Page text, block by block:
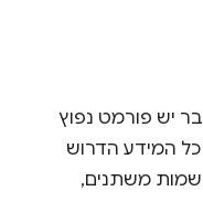
יש פורמט נפוץ
המידע הדרוש
שמות משתנים,